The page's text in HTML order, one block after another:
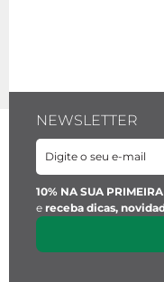
NEWSLETTER
10% NA SUA
e receba dicas,